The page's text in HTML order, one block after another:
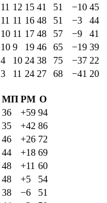
11 12 15 41 51 −10 45
11 11 16 48 51 −3
44
10 11 17 48 57 −9
41
10 9 19 46 65 −19 39
4 10 24 38 75 −37 22
3 11 24 27 68 −41 20
МП РМ О
36 +59 94
35 +42 86
46 +26 72
44 +18 69
48 +11 60
48 +5
54
38 −6
51